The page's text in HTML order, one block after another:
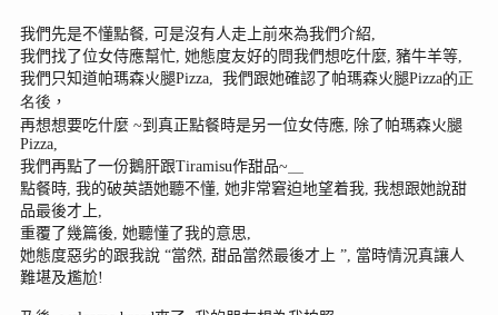
我們先是不懂點餐, 可是沒有人走上前來為我們介紹,
我們找了位女侍應幫忙, 她態度友好的問我們想吃什麼, 豬牛羊等,
我們只知道帕瑪森火腿Pizza, 我們跟她確認了帕瑪森火腿Pizza的正
名後 ，
再想想要吃什麼 ~到真正點餐時是另一位女侍應, 除了帕瑪森火腿
Pizza,
我們再點了一份鵝肝跟Tiramisu作甜品~＿
點餐時, 我的破英語她聽不懂, 她非常窘迫地望着我, 我想跟她說甜
品最後才上,
重覆了幾篇後, 她聽懂了我的意思,
她態度惡劣的跟我說 “當然, 甜品當然最後才上 ”, 當時情況真讓人
難堪及尷尬!